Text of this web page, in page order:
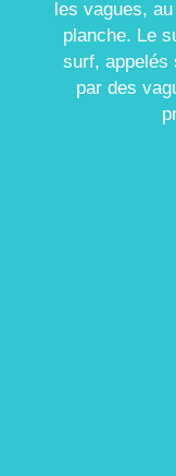
les vagues,
planche. Le
surf, appelés
par des